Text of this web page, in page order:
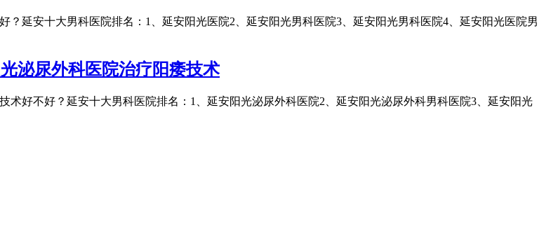
延安十大男科医院排名：1、延安阳光医院2、延安阳光男科医院3、延安阳光男科医院4、延安阳光医院男
泌尿外科医院治疗阳痿技术
术好不好？延安十大男科医院排名：1、延安阳光泌尿外科医院2、延安阳光泌尿外科男科医院3、延安阳光